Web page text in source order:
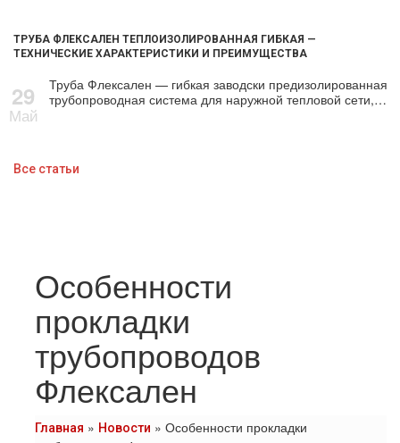
ТРУБА ФЛЕКСАЛЕН ТЕПЛОИЗОЛИРОВАННАЯ ГИБКАЯ —
ТЕХНИЧЕСКИЕ ХАРАКТЕРИСТИКИ И ПРЕИМУЩЕСТВА
29
Май
Труба Флексален — гибкая заводски предизолированная
трубопроводная система для наружной тепловой сети,…
Все статьи
Особенности
прокладки
трубопроводов
Флексален
Главная » Новости » Особенности прокладки